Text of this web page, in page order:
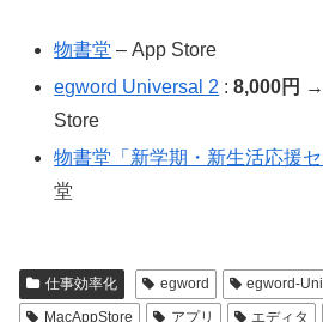
物書堂 – App Store
egword Universal 2 :8,000円
Store
物書堂「新学期・新生活応援
堂
仕事効率化 egword egword-
MacAppStore
アプリ エディタ